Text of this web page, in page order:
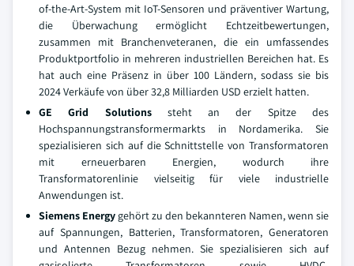
of-the-Art-System mit IoT-Sensoren und präventiver Wartung,
die Überwachung ermöglicht Echtzeitbewertungen,
zusammen mit Branchenveteranen, die ein umfassendes
Produktportfolio in mehreren industriellen Bereichen hat. Es
hat auch eine Präsenz in über 100 Ländern, sodass sie bis
2024 Verkäufe von über 32,8 Milliarden USD erzielt hatten.
GE Grid Solutions steht an der Spitze des
Hochspannungstransformermarkts in Nordamerika. Sie
spezialisieren sich auf die Schnittstelle von Transformatoren
mit erneuerbaren Energien, wodurch ihre
Transformatorenlinie vielseitig für viele industrielle
Anwendungen ist.
Siemens Energy gehört zu den bekannteren Namen, wenn sie
auf Spannungen, Batterien, Transformatoren, Generatoren
und Antennen Bezug nehmen. Sie spezialisieren sich auf